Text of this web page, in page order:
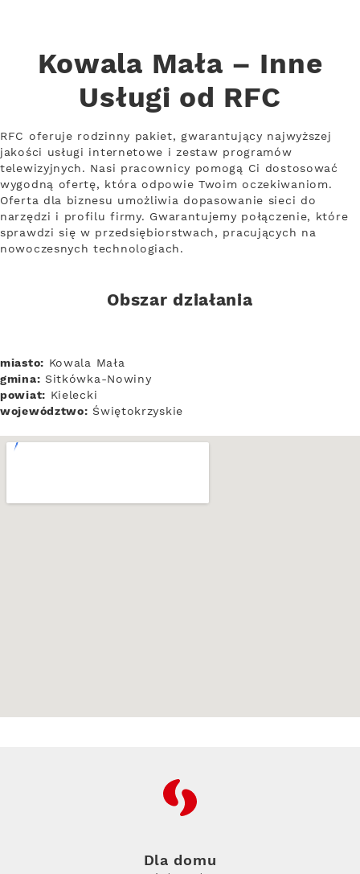
Kowala Mała – Inne
Usługi od RFC
RFC oferuje rodzinny pakiet, gwarantujący najwyższej
jakości usługi internetowe i zestaw programów
telewizyjnych. Nasi pracownicy pomogą Ci dostosować
wygodną ofertę, która odpowie Twoim oczekiwaniom.
Oferta dla biznesu umożliwia dopasowanie sieci do
narzędzi i profilu firmy. Gwarantujemy połączenie, które
sprawdzi się w przedsiębiorstwach, pracujących na
nowoczesnych technologiach.
Obszar działania
miasto: Kowala Mała
gmina: Sitkówka-Nowiny
powiat: Kielecki
województwo: Świętokrzyskie
RFC
Dla domu